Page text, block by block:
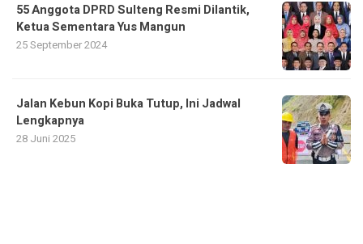
55 Anggota DPRD Sulteng Resmi Dilantik,
Ketua Sementara Yus Mangun
25 September 2024
Jalan Kebun Kopi Buka Tutup, Ini Jadwal
Lengkapnya
28 Juni 2025